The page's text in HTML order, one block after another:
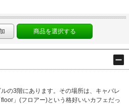
商品を選択する
の3階にあります。その場所は、キャバレ
」(フロアー)という格好いいカフェだっ